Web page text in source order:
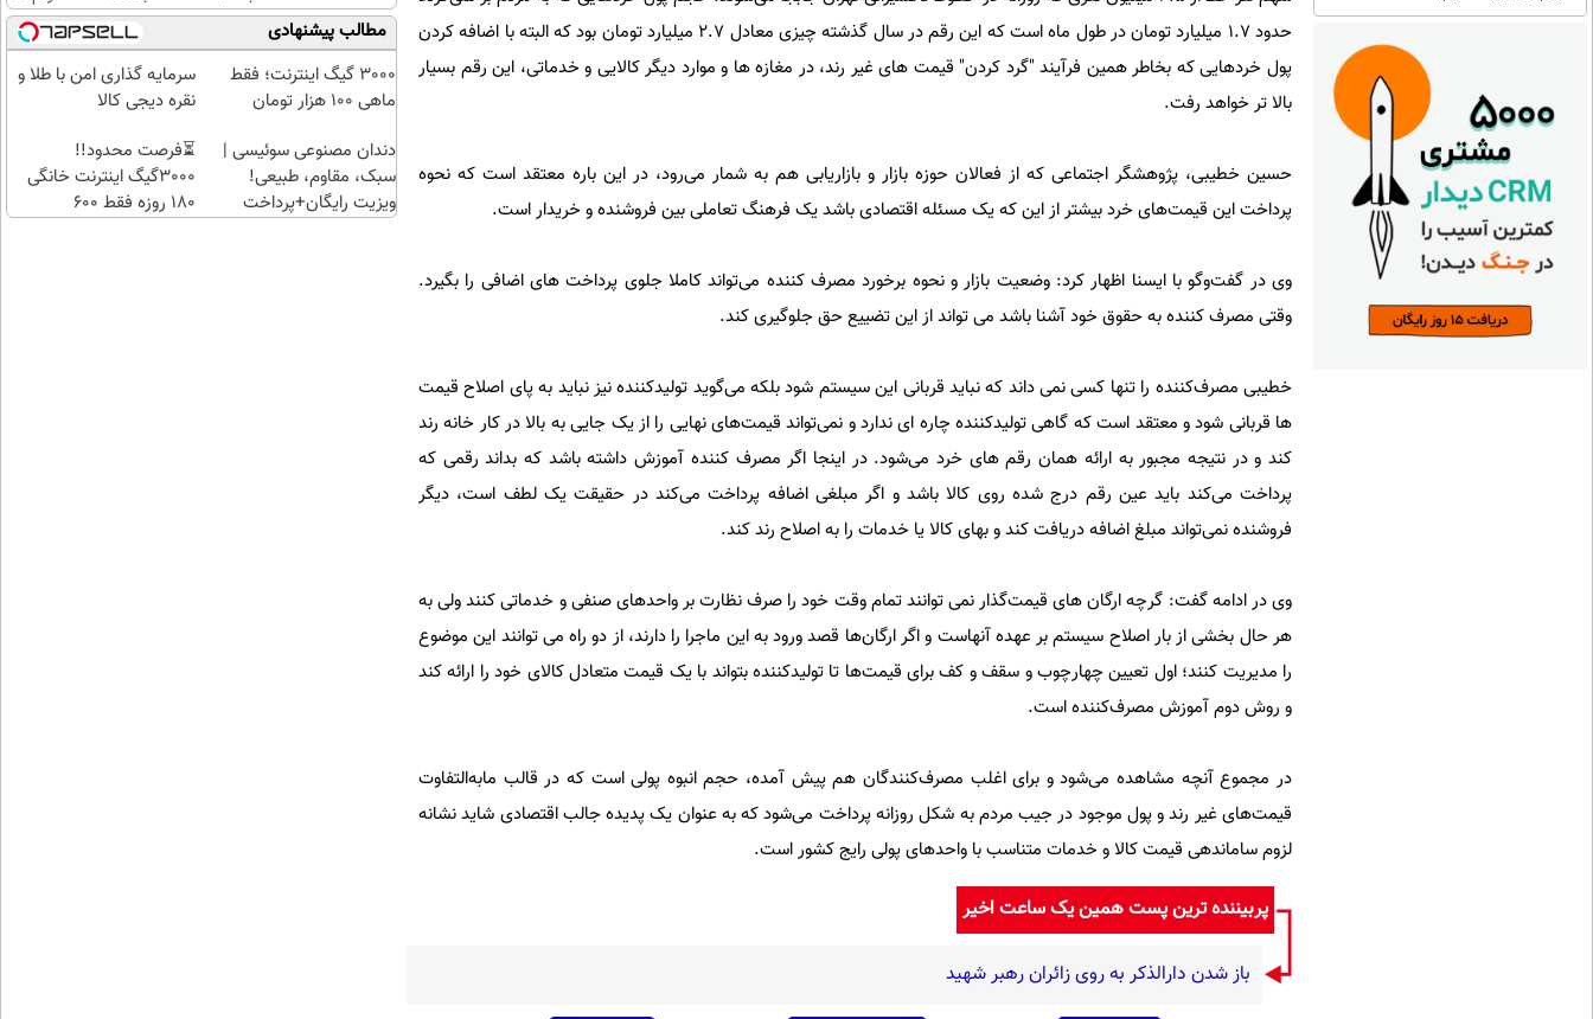
حدود 1.7 میلیارد تومان در طول ماه است که این رقم در سال گذشته چیزی معادل 2.7 میلیارد تومان بود که البته با اضافه کردن
پول خردهایی که بخاطر همین فرآیند "گرد کردن" قیمت های غیر رند، در مغازه ها و موارد دیگر کالایی و خدماتی، این رقم بسیار
بالا تر خواهد رفت.
حسین خطیبی، پژوهشگر اجتماعی که از فعالان حوزه بازار و بازاریابی هم به شمار می‌رود، در این باره معتقد است که نحوه
پرداخت این قیمت‌های خرد بیشتر از این که یک مسئله اقتصادی باشد یک فرهنگ تعاملی بین فروشنده و خریدار است.
وی در گفت‌وگو با ایسنا اظهار کرد: وضعیت بازار و نحوه برخورد مصرف کننده می‌تواند کاملا جلوی پرداخت های اضافی را بگیرد.
وقتی مصرف کننده به حقوق خود آشنا باشد می تواند از این تضییع حق جلوگیری کند.
خطیبی مصرف‌کننده را تنها کسی نمی داند که نباید قربانی این سیستم شود بلکه می‌گوید تولیدکننده نیز نباید به پای اصلاح قیمت
ها قربانی شود و معتقد است که گاهی تولیدکننده چاره ای ندارد و نمی‌تواند قیمت‌های نهایی را از یک جایی به بالا در کار خانه رند
کند و در نتیجه مجبور به ارائه همان رقم های خرد می‌شود. در اینجا اگر مصرف کننده آموزش داشته باشد که بداند رقمی که
پرداخت می‌کند باید عین رقم درج شده روی کالا باشد و اگر مبلغی اضافه پرداخت می‌کند در حقیقت یک لطف است، دیگر
فروشنده نمی‌تواند مبلغ اضافه دریافت کند و بهای کالا یا خدمات را به اصلاح رند کند.
وی در ادامه گفت: گرچه ارگان های قیمت‌گذار نمی توانند تمام وقت خود را صرف نظارت بر واحدهای صنفی و خدماتی کنند ولی به
هر حال بخشی از بار اصلاح سیستم بر عهده آنهاست و اگر ارگان‌ها قصد ورود به این ماجرا را دارند، از دو راه می توانند این موضوع
را مدیریت کنند؛ اول تعیین چهارچوب و سقف و کف برای قیمت‌ها تا تولیدکننده بتواند با یک قیمت متعادل کالای خود را ارائه کند
و روش دوم آموزش مصرف‌کننده است.
در مجموع آنچه مشاهده می‌شود و برای اغلب مصرف‌کنندگان هم پیش آمده، حجم انبوه پولی است که در قالب مابه‌التفاوت
قیمت‌های غیر رند و پول موجود در ‌جیب مردم به شکل روزانه پرداخت می‌شود که به عنوان یک پدیده جالب اقتصادی شاید نشانه
لزوم ساماندهی قیمت کالا و خدمات متناسب با واحدهای پولی رایج کشور است.
پربیننده ترین پست همین یک ساعت اخیر
باز شدن دارالذکر به روی زائران رهبر شهید
هزارتومان
(امن و
راحت)
حتی با
۱۰۰هزارتومان
ماهه
ملت |
تکنوپی
مطالب پیشنهادی
3000 گیگ اینترنت؛ فقط
ماهی 100 هزار تومان
سرمایه گذاری امن با طلا و
نقره دیجی کالا
دندان مصنوعی سوئیسی |
سبک، مقاوم، طبیعی!
ویزیت رایگان+پرداخت
⏳فرصت محدود!!
3000گیگ اینترنت خانگی
180 روزه فقط 600